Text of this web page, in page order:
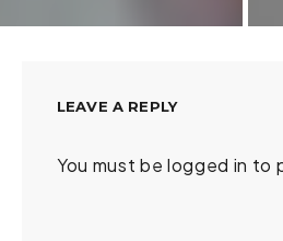
LEAVE A REPLY
You must be logged in to